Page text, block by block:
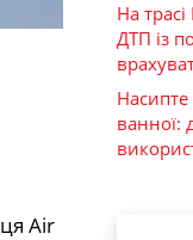
Air
На
ДТП із
ванної: